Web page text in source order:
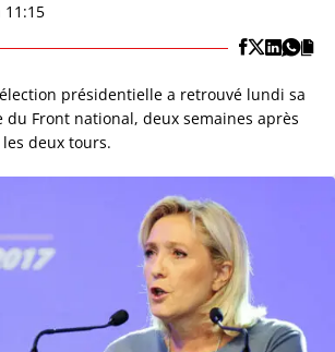
11:15
présidentielle a retrouvé lundi sa
du Front national, deux semaines après
deux tours.